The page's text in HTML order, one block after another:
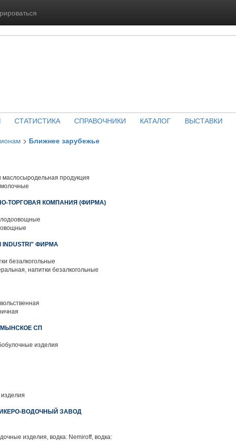
СТАТИСТИКА СПРАВОЧНИКИ КАТАЛОГ ВЫСТАВКИ
> Ближнее зарубежье
маслосыродельная продукция
ТОРГОВАЯ КОМПАНИЯ (ФИРМА)
INDUSTRI" ФИРМА
безалкогольные
напитки безалкогольные
СП
изделия
ВОДОЧНЫЙ ЗАВОД
изделия, водка: Nemiroff, водка: